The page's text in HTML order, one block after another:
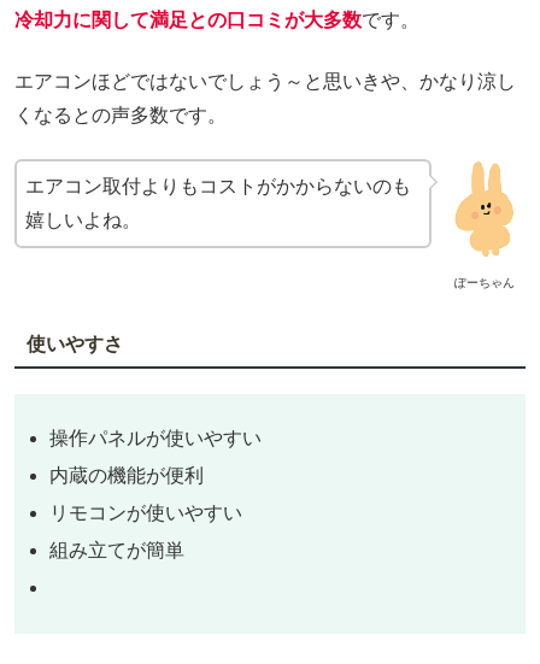
冷却力に関して満足との口コミが大多数です。
エアコンほどではないでしょう～と思いきや、かなり涼し
くなるとの声多数です。
ぽーちゃん
エアコン取付よりもコストがかからないのも
嬉しいよね。
使いやすさ
操作パネルが使いやすい
内蔵の機能が便利
リモコンが使いやすい
組み立てが簡単